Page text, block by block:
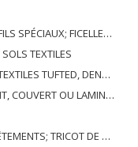
CÂBLES ET ARTICLES ASSOCIÉS
TEXTILES
GARNITURES, BRODERIES
D'UN TYPE ADAPTÉ À L'USAGE INDUSTRIEL
TRICOT DE BONNETERIE